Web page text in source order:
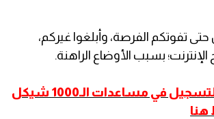
تفوتكم الفرصة، وأبلغوا غيركم،
بسبب الأوضاع الراهنة.
الرابط المحدث للتسجيل في مساعدات الـ1000 شيكل